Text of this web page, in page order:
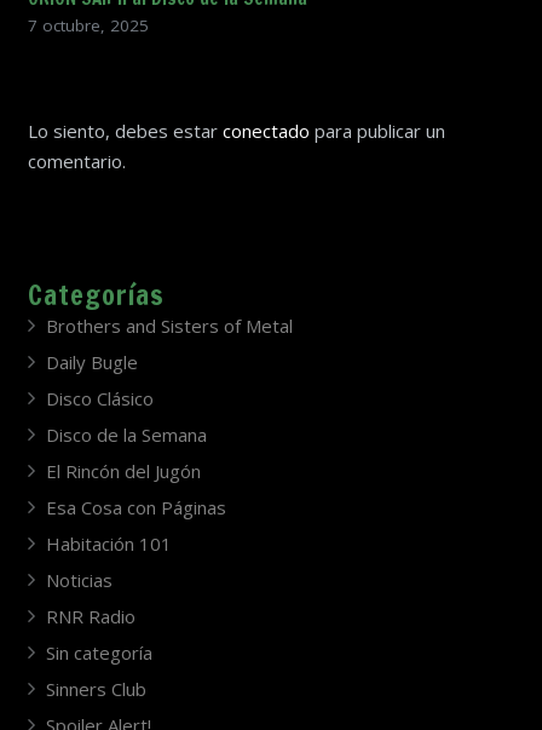
7 octubre, 2025
Lo siento, debes estar conectado para publicar un
comentario.
Categorías
Brothers and Sisters of Metal
Daily Bugle
Disco Clásico
Disco de la Semana
El Rincón del Jugón
Esa Cosa con Páginas
Habitación 101
Noticias
RNR Radio
Sin categoría
Sinners Club
Spoiler Alert!